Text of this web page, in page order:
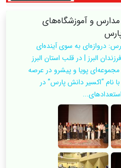
و آموزشگاه‌های
دروازه‌ای به سوی آینده‌ای
البرز | در قلب استان البرز
پویا و پیشرو در عرصه
نام “اکسیر دانش پارس” در